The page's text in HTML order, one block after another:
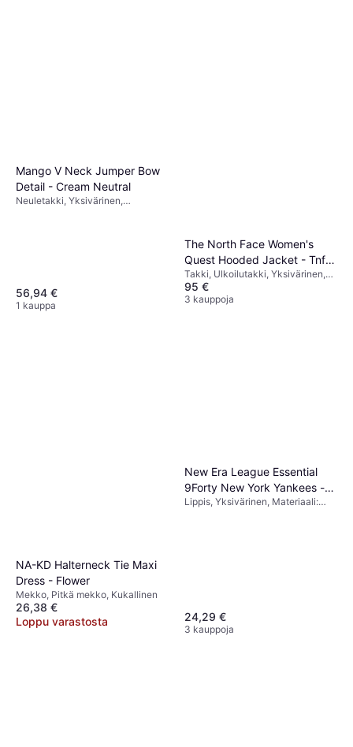
Mango V Neck Jumper Bow
Detail - Cream Neutral
Neuletakki, Yksivärinen,
56,94 €
1 kauppa
The North Face Women's
Quest Hooded Jacket - Tnf
Black/Foil Grey
Takki, Ulkoilutakki, Yksivärinen,
Materiaali: Polyesteri, Taskut,
Vedenpitävä, Tuulenpitävä,
95 €
3 kauppoja
NA-KD Halterneck Tie Maxi
Dress - Flower
Mekko, Pitkä mekko, Kukallinen
26,38 €
Loppu varastosta
New Era League Essential
9Forty New York Yankees -
Black
Lippis, Yksivärinen, Materiaali:
24,29 €
3 kauppoja